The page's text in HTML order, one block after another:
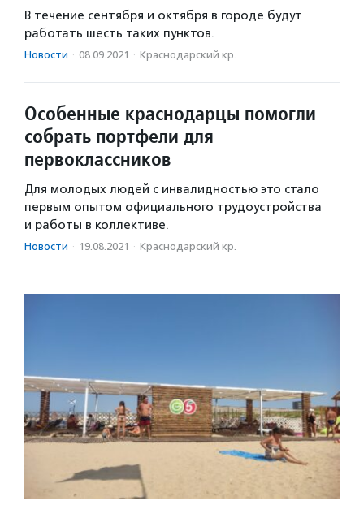
В течение сентября и октября в городе будут
работать шесть таких пунктов.
Новости · 08.09.2021 · Краснодарский кр.
Особенные краснодарцы помогли
собрать портфели для
первоклассников
Для молодых людей с инвалидностью это стало
первым опытом официального трудоустройства
и работы в коллективе.
Новости · 19.08.2021 · Краснодарский кр.